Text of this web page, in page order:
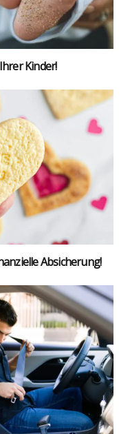
Kin­der!
Absi­che­rung!